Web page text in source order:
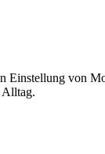
Einstellung von
Alltag.